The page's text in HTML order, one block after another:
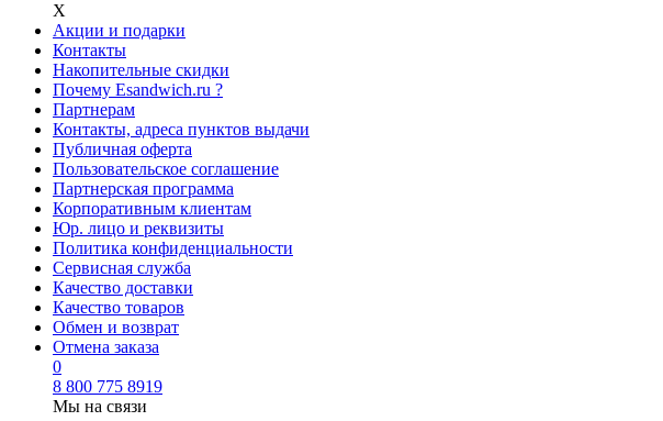
Х
Акции и подарки
Контакты
Накопительные скидки
Почему Esandwich.ru ?
Партнерам
Контакты, адреса пунктов выдачи
Публичная оферта
Пользовательское соглашение
Партнерская программа
Корпоративным клиентам
Юр. лицо и реквизиты
Политика конфиденциальности
Сервисная служба
Качество доставки
Качество товаров
Обмен и возврат
Отмена заказа
0
8 800 775 8919
Мы на связи